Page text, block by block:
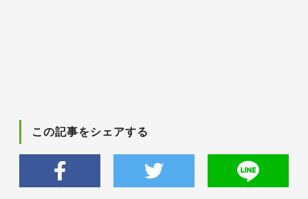
この記事をシェアする